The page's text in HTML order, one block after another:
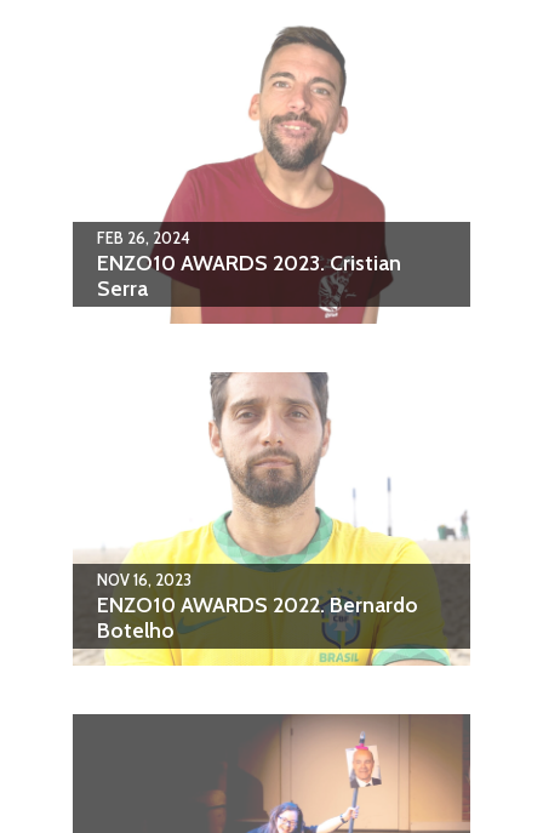
FEB 26, 2024
ENZO10 AWARDS 2023. Cristian
Serra
NOV 16, 2023
ENZO10 AWARDS 2022. Bernardo
Botelho